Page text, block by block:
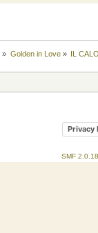
» Golden in Love» IL
Privacy
SMF 2.0.18